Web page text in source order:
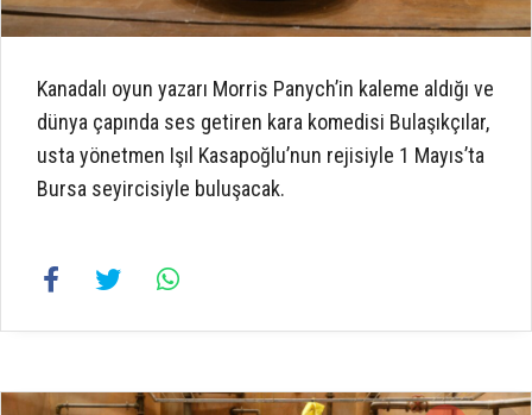
Kanadalı oyun yazarı Morris Panych’in kaleme aldığı ve
dünya çapında ses getiren kara komedisi Bulaşıkçılar,
usta yönetmen Işıl Kasapoğlu’nun rejisiyle 1 Mayıs’ta
Bursa seyircisiyle buluşacak.